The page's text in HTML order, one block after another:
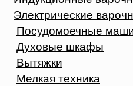
Электрические
Посудомоечные
Духовые шкафы
Вытяжки
Мелкая техника